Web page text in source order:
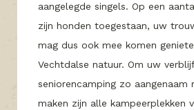
aangelegde singels. Op een
zijn honden toegestaan, uw
mag dus ook mee komen
Vechtdalse natuur. Om uw
seniorencamping zo aangenaam
maken zijn alle kampeerplekken